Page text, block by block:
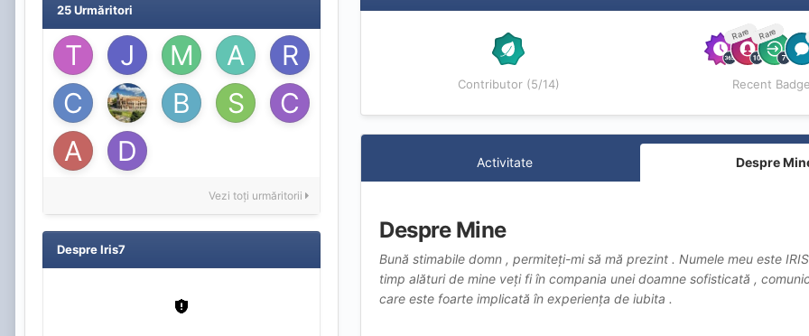
25 Urmăritori
Vezi toți urmăritorii
Despre Iris7
Contributor (5/14)
Rare Rare
Recent
Activitate Despre
Despre Mine
Bună stimabile domn , permiteți-mi să mă prezint . Numele meu este
timp alături de mine veți fi în compania unei doamne sofisticată ,
care este foarte implicată în experiența de iubita .